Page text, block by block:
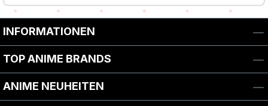
INFORMATIONEN
TOP ANIME BRANDS
ANIME NEUHEITEN